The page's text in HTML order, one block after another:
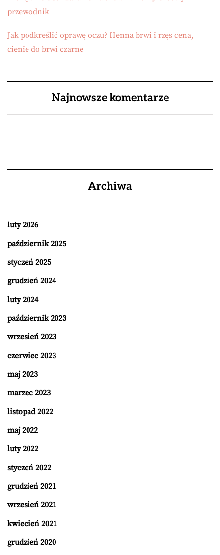
przewodnik
Jak podkreślić oprawę oczu? Henna brwi i rzęs cena,
cienie do brwi czarne
Najnowsze komentarze
Archiwa
luty 2026
październik 2025
styczeń 2025
grudzień 2024
luty 2024
październik 2023
wrzesień 2023
czerwiec 2023
maj 2023
marzec 2023
listopad 2022
maj 2022
luty 2022
styczeń 2022
grudzień 2021
wrzesień 2021
kwiecień 2021
grudzień 2020